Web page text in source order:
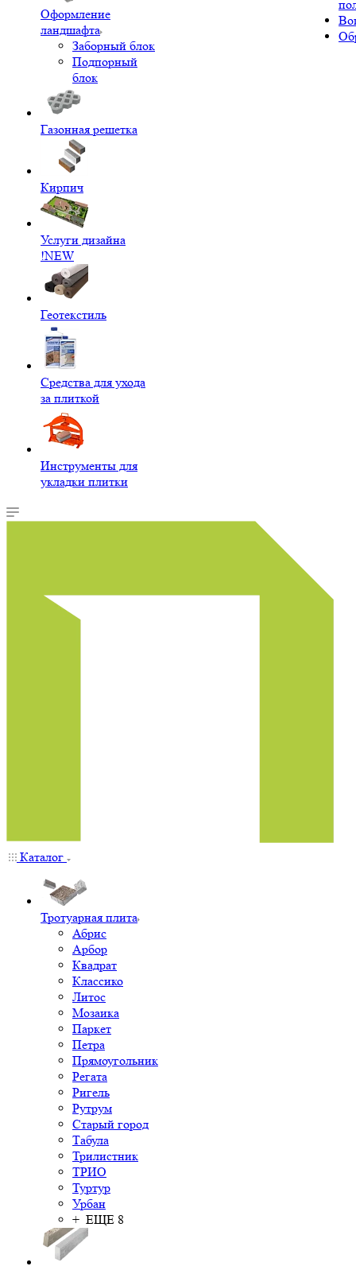
Оформление
ландшафта
Заборный блок
Подпорный
блок
Газонная решетка
Кирпич
Услуги дизайна
!NEW
Геотекстиль
Средства для ухода
за плиткой
Инструменты для
укладки плитки
Каталог
Тротуарная плита
Абрис
Арбор
Квадрат
Классико
Литос
Мозаика
Паркет
Петра
Прямоугольник
Регата
Ригель
Рутрум
Старый город
Табула
Трилистник
ТРИО
Туртур
Урбан
+ ЕЩЕ 8